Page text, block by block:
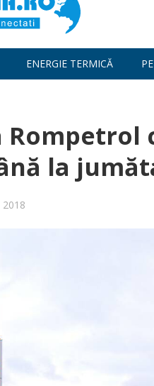
ENERGIE TERMICĂ
Rompetrol
la